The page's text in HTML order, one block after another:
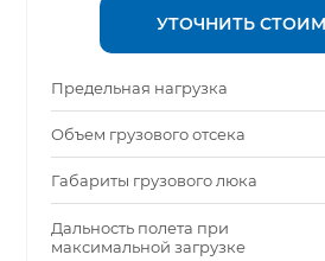
УТОЧНИТЬ
Предельная нагрузка
Объем грузового отсека
Габариты грузового люка
Дальность полета при
максимальной загрузке